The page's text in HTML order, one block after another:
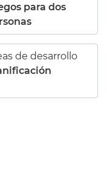
para dos
de desarrollo